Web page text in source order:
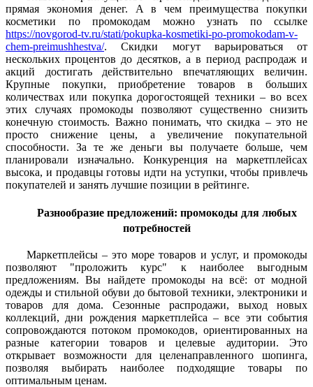
прямая экономия денег. А в чем преимущества покупки
косметики по промокодам можно узнать по ссылке
https://novgorod-tv.ru/stati/pokupka-kosmetiki-po-promokodam-v-
chem-preimushhestva/. Скидки могут варьироваться от
нескольких процентов до десятков, а в период распродаж и
акций достигать действительно впечатляющих величин.
Крупные покупки, приобретение товаров в больших
количествах или покупка дорогостоящей техники – во всех
этих случаях промокоды позволяют существенно снизить
конечную стоимость. Важно понимать, что скидка – это не
просто снижение цены, а увеличение покупательной
способности. За те же деньги вы получаете больше, чем
планировали изначально. Конкуренция на маркетплейсах
высока, и продавцы готовы идти на уступки, чтобы привлечь
покупателей и занять лучшие позиции в рейтинге.
Разнообразие предложений: промокоды для любых
потребностей
Маркетплейсы – это море товаров и услуг, и промокоды
позволяют "проложить курс" к наиболее выгодным
предложениям. Вы найдете промокоды на всё: от модной
одежды и стильной обуви до бытовой техники, электроники и
товаров для дома. Сезонные распродажи, выход новых
коллекций, дни рождения маркетплейса – все эти события
сопровождаются потоком промокодов, ориентированных на
разные категории товаров и целевые аудитории. Это
открывает возможности для целенаправленного шопинга,
позволяя выбирать наиболее подходящие товары по
оптимальным ценам.